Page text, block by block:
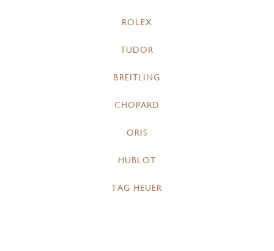
ROLEX
TUDOR
BREITLING
CHOPARD
ORIS
HUBLOT
TAG HEUER